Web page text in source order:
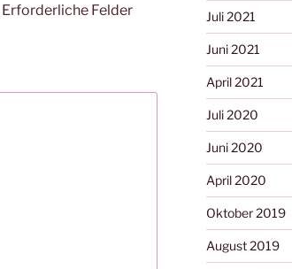
Erforderliche Felder
Juli 2021
Juni 2021
April 2021
Juli 2020
Juni 2020
April 2020
Oktober 2019
August 2019